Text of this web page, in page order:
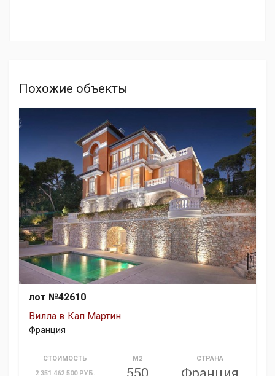
Похожие объекты
лот №42610
Вилла в Кап Мартин
Франция
СТОИМОСТЬ
2 351 462 500 РУБ.
М2 СТРАНА